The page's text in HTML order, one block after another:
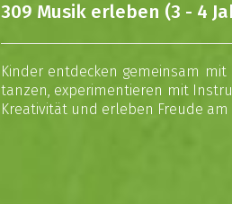
309 Musik erleben (3 - 4
Kinder entdecken gemeinsam
tanzen, experimentieren mit
Kreativität und erleben Freude